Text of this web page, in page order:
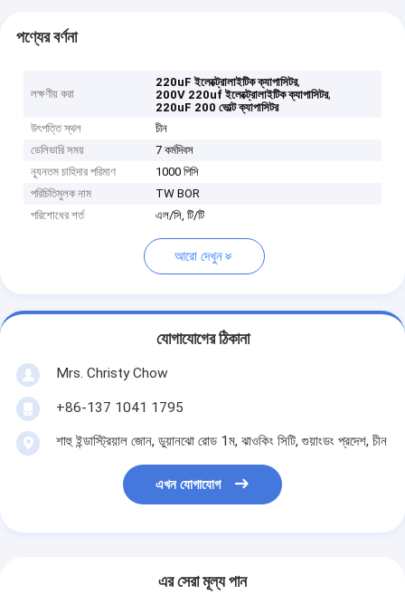
পণ্যের বর্ণনা
লক্ষণীয় করা
220uF ইলেক্ট্রোলাইটিক ক্যাপাসিটর,
200V 220uf ইলেক্ট্রোলাইটিক ক্যাপাসিটর,
220uF 200 ভোল্ট ক্যাপাসিটর
উৎপত্তি স্থল
চীন
ডেলিভারি সময়
7 কর্মদিবস
ন্যূনতম চাহিদার পরিমাণ
1000 পিসি
পরিচিতিমুলক নাম
TW BOR
পরিশোধের শর্ত
এল/সি, টি/টি
আরো দেখুন
যোগাযোগের ঠিকানা
Mrs. Christy Chow
+86-137 1041 1795
শাহু ইন্ডাস্ট্রিয়াল জোন, ডুয়ানঝো রোড 1ম, ঝাওকিং সিটি, গুয়াংডং প্রদেশ, চীন
এখন যোগাযোগ
এর সেরা মূল্য পান